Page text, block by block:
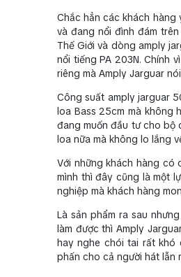
Chắc hẳn các khách
và đang nổi đình đám
Thế Giới và dòng amply
nổi tiếng PA 203N. Chính
riêng mà Amply Jarguar
Công suất amply jarguar
loa Bass 25cm mà không
đang muốn đầu tư cho bộ
loa nữa mà không lo lắng
Với những khách hàng
mình thì đây cũng là một
nghiệp mà khách hàng
Là sản phẩm ra sau
làm được thì Amply
hay nghe chói tai rất khó
phấn cho cả người hát lẫn